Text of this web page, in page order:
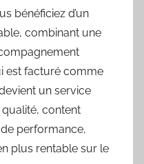
bénéficiez d’un
combinant une
est facturé comme
un service
content
performance,
plus rentable sur le